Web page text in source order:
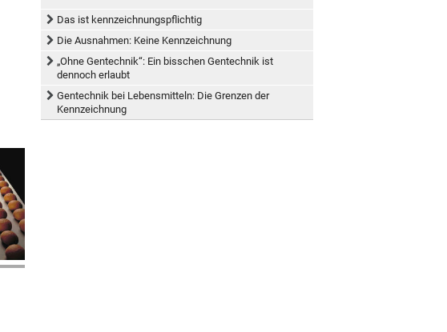
Das ist kennzeichnungspflichtig
Die Ausnahmen: Keine Kennzeichnung
„Ohne Gentechnik“: Ein bisschen Gentechnik ist
dennoch erlaubt
Gentechnik bei Lebensmitteln: Die Grenzen der
Kennzeichnung